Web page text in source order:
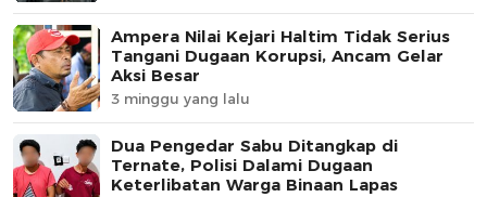
Ampera Nilai Kejari Haltim Tidak Serius
Tangani Dugaan Korupsi, Ancam Gelar
Aksi Besar
3 minggu yang lalu
Dua Pengedar Sabu Ditangkap di
Ternate, Polisi Dalami Dugaan
Keterlibatan Warga Binaan Lapas